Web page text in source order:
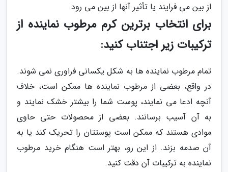
از بین می فرایند یا تأثیر آنها از بین می رود.
برای انتخاب برترین کرم مرطوب نماینده از
ترکیبات زیر اجتناب کنید:
تمام مرطوب نماینده ها به شکل یکسانی فراوری نمی شوند.
در واقع، بعضی از مرطوب نماینده ها ممکن است، خلاف
آنچه ادعا می نمایند، پوست شما را بیشتر خشک نمایند و
به آن آسیب برسانند. بعضی از محصولات حتی حاوی
موادی هستند که ممکن است پوستتان را تحریک کند یا به
آن صدمه بزند. از این رو، بهتر است هنگام خرید مرطوب
نماینده به ترکیبات آن دقت کنید.